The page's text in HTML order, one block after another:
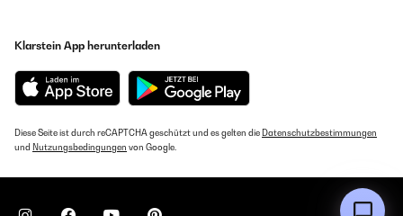
Klarstein App herunterladen
Diese Seite ist durch reCAPTCHA geschützt und es gelten die Datenschutzbestimmungen
und Nutzungsbedingungen von Google.